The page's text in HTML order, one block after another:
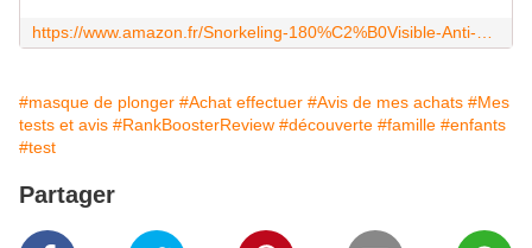
#masque de plonger #Achat effectuer #Avis de mes achats #Mes
tests et avis #RankBoosterReview #découverte #famille #enfants
#test
Partager